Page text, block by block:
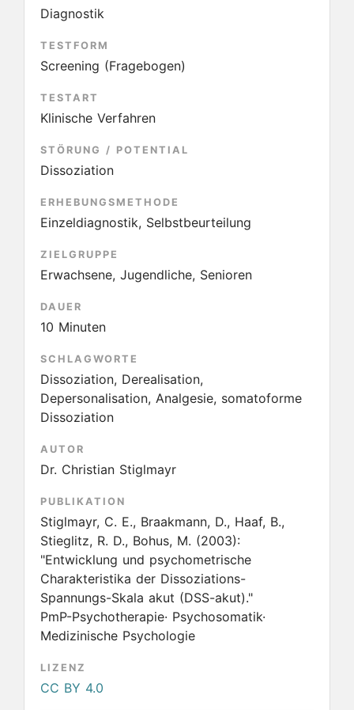
Diagnostik
TESTFORM
Screening (Fragebogen)
TESTART
Klinische Verfahren
STÖRUNG / POTENTIAL
Dissoziation
ERHEBUNGSMETHODE
Einzeldiagnostik, Selbstbeurteilung
ZIELGRUPPE
Erwachsene, Jugendliche, Senioren
DAUER
10 Minuten
SCHLAGWORTE
Dissoziation, Derealisation,
Depersonalisation, Analgesie, somatoforme
Dissoziation
AUTOR
Dr. Christian Stiglmayr
PUBLIKATION
Stiglmayr, C. E., Braakmann, D., Haaf, B.,
Stieglitz, R. D., Bohus, M. (2003):
"Entwicklung und psychometrische
Charakteristika der Dissoziations-
Spannungs-Skala akut (DSS-akut)."
PmP-Psychotherapie· Psychosomatik·
Medizinische Psychologie
LIZENZ
CC BY 4.0